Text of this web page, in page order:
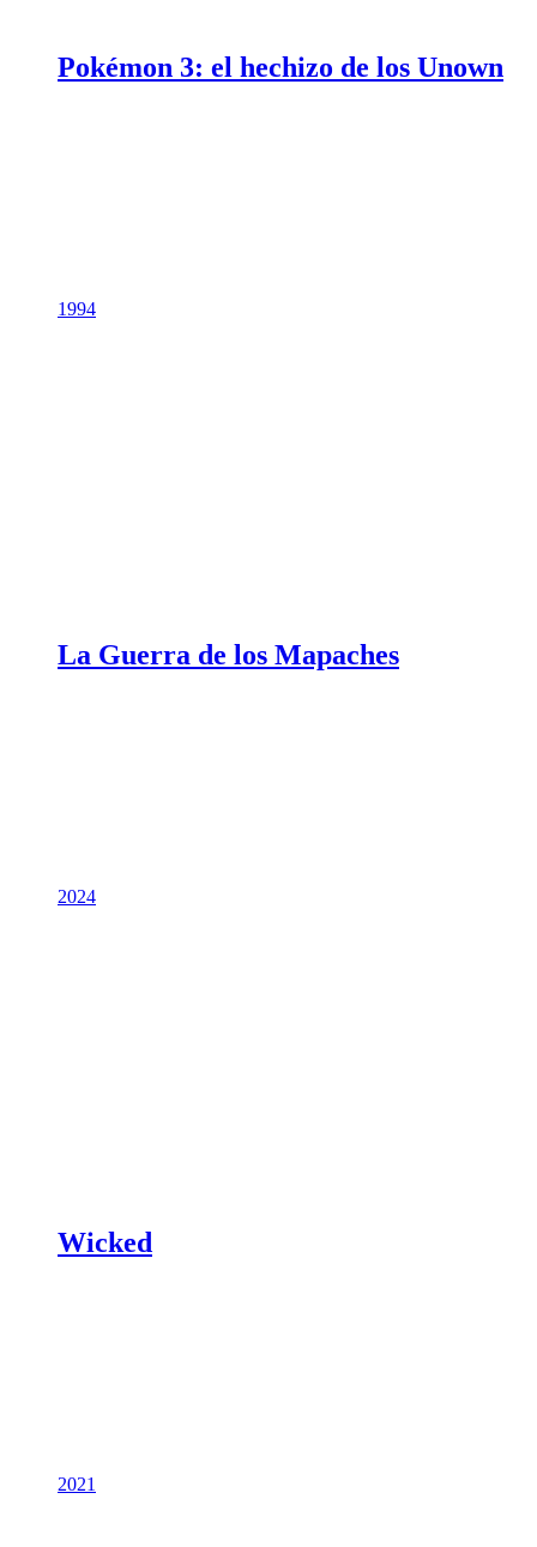
Pokémon 3: el hechizo de los Unown
1994
La Guerra de los Mapaches
2024
Wicked
2021